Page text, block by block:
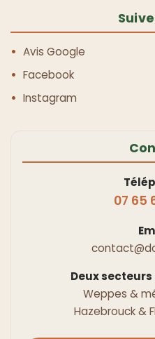
Avis Google
Facebook
Instagram
07 65
Deux
Weppes &
Hazebrouck &